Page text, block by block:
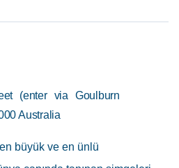
(enter via Goulburn
Australia
büyük ve en ünlü